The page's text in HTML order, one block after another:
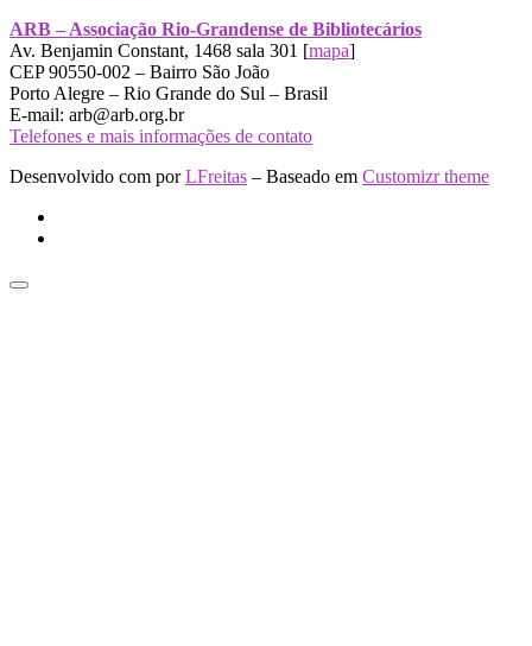
ARB – Associação Rio-Grandense de Bibliotecários
Av. Benjamin Constant, 1468 sala 301 [mapa]
CEP 90550-002 – Bairro São João
Porto Alegre – Rio Grande do Sul – Brasil
E-mail: arb@arb.org.br
Telefones e mais informações de contato
Desenvolvido com porLFreitas – Baseado em Customizr theme